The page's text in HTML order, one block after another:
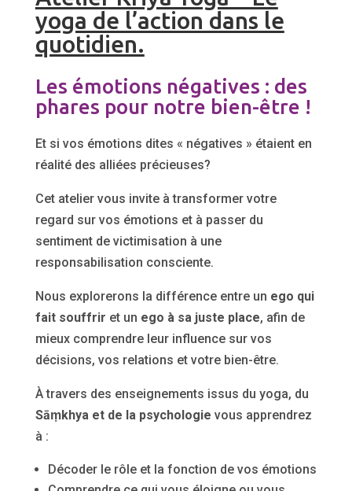
yoga de l’action dans le
quotidien.
Les émotions négatives : des
phares pour notre bien-être !
Et si vos émotions dites « négatives » étaient en
réalité des alliées précieuses?
Cet atelier vous invite à transformer votre
regard sur vos émotions et à passer du
sentiment de victimisation à une
responsabilisation consciente.
Nous explorerons la différence entre un ego qui
fait souffrir et un ego à sa juste place, afin de
mieux comprendre leur influence sur vos
décisions, vos relations et votre bien-être.
À travers des enseignements issus du yoga, du
Sāṃkhya et de la psychologie vous apprendrez
à :
Décoder le rôle et la fonction de vos émotions